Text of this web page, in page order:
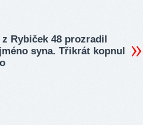
z Rybiček 48 prozradil
syna. Třikrát kopnul